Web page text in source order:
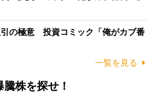
の極意 投資コミック「俺がカブ番
一覧を見る
株を探せ！